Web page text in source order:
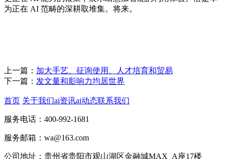
为正在 AI 范畴的深耕取堆集。将来。
上一篇： 加大手艺、征询使用、人才培育和贸易
下一篇： 发文量和影响力均居世界
首页 关于我们ai资讯ai动态联系我们
服务电话：400-992-1681
服务邮箱：wa@163.com
公司地址：贵州省贵阳市观山湖区金融城MAX_A座17楼